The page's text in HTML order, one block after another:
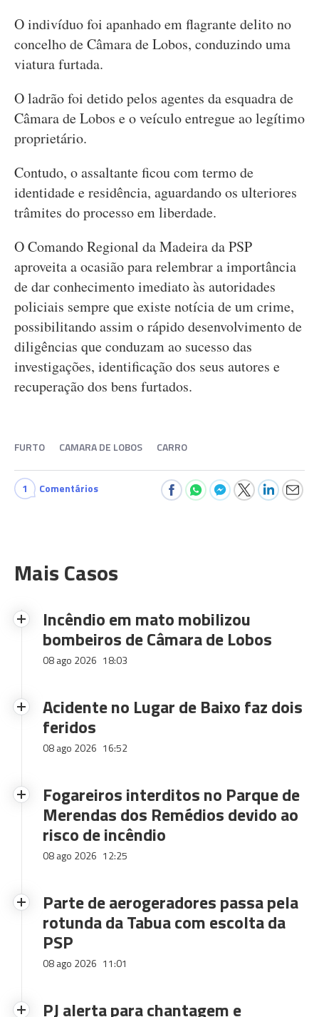
O indivíduo foi apanhado em flagrante delito no
concelho de Câmara de Lobos, conduzindo uma
viatura furtada.
O ladrão foi detido pelos agentes da esquadra de
Câmara de Lobos e o veículo entregue ao legítimo
proprietário.
Contudo, o assaltante ficou com termo de
identidade e residência, aguardando os ulteriores
trâmites do processo em liberdade.
O Comando Regional da Madeira da PSP
aproveita a ocasião para relembrar a importância
de dar conhecimento imediato às autoridades
policiais sempre que existe notícia de um crime,
possibilitando assim o rápido desenvolvimento de
diligências que conduzam ao sucesso das
investigações, identificação dos seus autores e
recuperação dos bens furtados.
FURTO CAMARA DE LOBOS CARRO
1 Comentários
Mais Casos
Incêndio em mato mobilizou
bombeiros de Câmara de Lobos
08 ago 2026 18:03
Acidente no Lugar de Baixo faz dois
feridos
08 ago 2026 16:52
Fogareiros interditos no Parque de
Merendas dos Remédios devido ao
risco de incêndio
08 ago 2026 12:25
Parte de aerogeradores passa pela
rotunda da Tabua com escolta da
PSP
08 ago 2026 11:01
PJ alerta para chantagem e